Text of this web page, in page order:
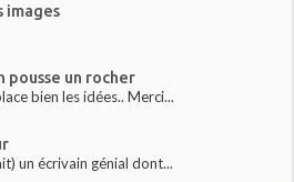
images
pousse un rocher
bien les idées.. Merci...
un écrivain génial dont...